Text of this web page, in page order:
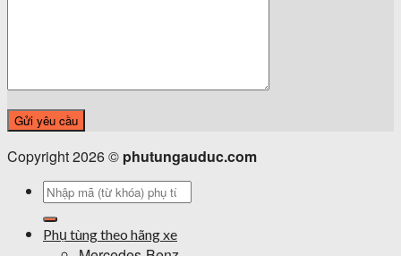
Copyright 2026 © phutungauduc.com
Tìm
Phụ tùng theo hãng xe